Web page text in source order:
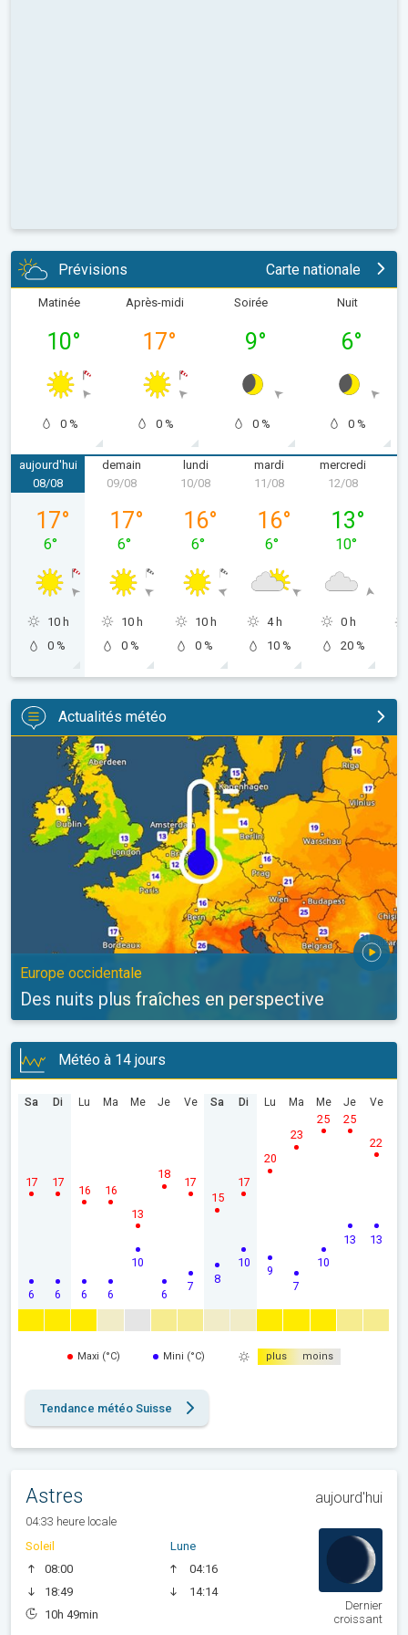
Prévisions Carte nationale
Matinée
10°
0 %
Après-midi
17°
0 %
Soirée
9°
0 %
Nuit
6°
0 %
aujourd'hui
samedi 08/08
08/08
17°
6°
10 h
0 %
demain
dimanche 09/08
09/08
17°
6°
10 h
0 %
lundi
10/08
16°
6°
10 h
0 %
mardi
11/08
16°
6°
4 h
10 %
mercredi
12/08
13°
10°
0 h
20 %
Actualités météo
Des nuits plus fraîches en perspective. Europe occidentale. . .
Europe occidentale
Des nuits plus fraîches en perspective
Météo à 14 jours
Sa
6
17
Di
6
17
Lu
6
16
Ma
6
16
Me
10
13
Je
6
18
Ve
7
17
Sa
8
15
Di
10
17
Lu
9
20
Ma
7
23
Me
10
25
Je
13
25
Ve
13
22
Maxi (°C) Mini (°C) plus moins
Tendance météo Suisse
Astres aujourd'hui
04:33 heure locale
Soleil
08:00
18:49
10h 49min
Lune
04:16
14:14
Dernier
croissant